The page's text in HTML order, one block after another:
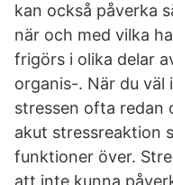
kan också påverka
när och med vilka
frigörs i olika delar
organis-. När du väl
stressen ofta redan
akut stressreaktion
funktioner över.
att inte kunna